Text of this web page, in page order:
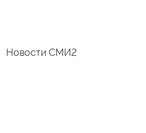
Новости СМИ2